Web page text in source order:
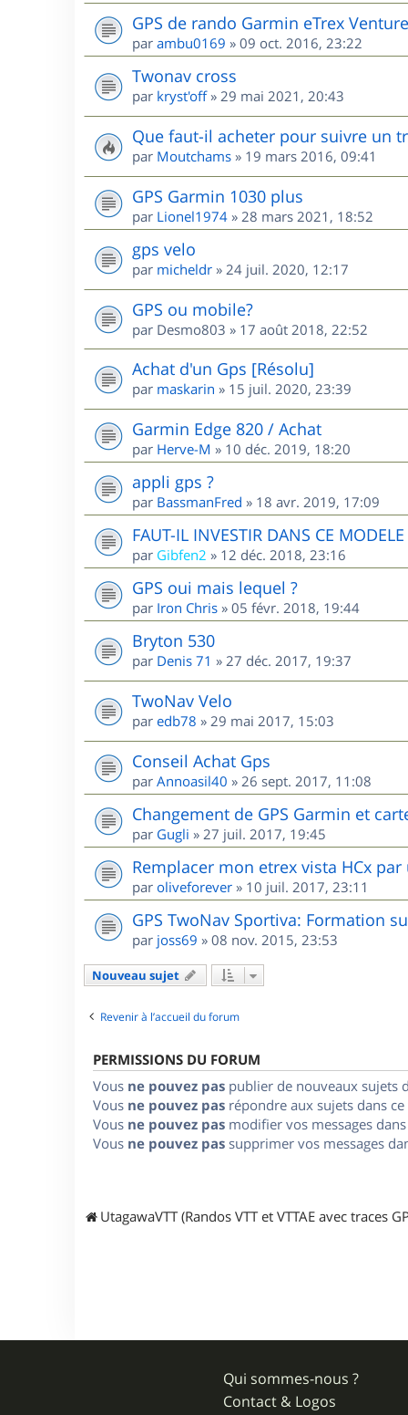
GPS de rando Garmin eTrex
par ambu0169 » 09 oct. 2016, 23:22
Twonav cross
par kryst'off» 29 mai 2021, 20:43
Que faut-il acheter pour suivre un
par Moutchams » 19 mars 2016, 09:41
GPS Garmin 1030 plus
par Lionel1974 » 28 mars 2021, 18:52
gps velo
par micheldr » 24 juil. 2020, 12:17
GPS ou mobile?
par Desmo803 » 17 août 2018, 22:52
Achat d'un Gps [Résolu]
par maskarin » 15 juil. 2020, 23:39
Garmin Edge 820 / Achat
par Herve-M » 10 déc. 2019, 18:20
appli gps ?
par BassmanFred » 18 avr. 2019, 17:09
FAUT-IL INVESTIR DANS CE
par Gibfen2 » 12 déc. 2018, 23:16
GPS oui mais lequel ?
par Iron Chris » 05 févr. 2018, 19:44
Bryton 530
par Denis 71 » 27 déc. 2017, 19:37
TwoNav Velo
par edb78 » 29 mai 2017, 15:03
Conseil Achat Gps
par Annoasil40 » 26 sept. 2017, 11:08
Changement de GPS Garmin et
par Gugli » 27 juil. 2017, 19:45
Remplacer mon etrex vista HCx
par oliveforever » 10 juil. 2017, 23:11
GPS TwoNav Sportiva: Formation
par joss69 » 08 nov. 2015, 23:53
Nouveau sujet
Revenir à l’accueil du forum
PERMISSIONS DU FORUM
Vous ne pouvez pas publier de nouveaux sujets
Vous ne pouvez pas répondre aux sujets dans
Vous ne pouvez pas modifier vos messages
Vous ne pouvez pas supprimer vos messages
UtagawaVTT (Randos VTT et VTTAE avec traces
Qui sommes-nous ?
Contact & Logos